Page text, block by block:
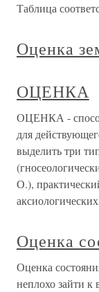
Таблица
Оценка
ОЦЕНКА
ОЦЕНКА -
для
выделить три
О.),
Оценка
Оценка
неплохо зайти к